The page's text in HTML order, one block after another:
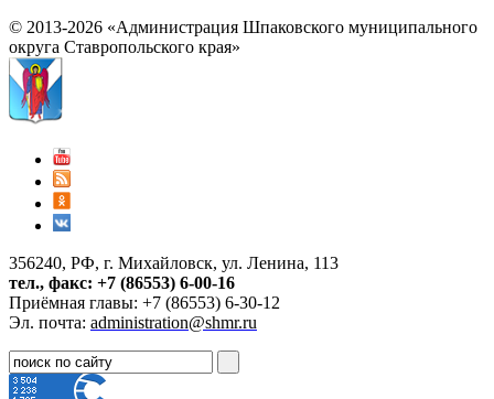
© 2013-2026 «Администрация Шпаковского муниципального
округа Ставропольского края»
356240, РФ, г. Михайловск, ул. Ленина, 113
тел., факс: +7 (86553) 6-00-16
Приёмная главы: +7 (86553) 6-30-12
Эл. почта: administration@shmr.ru